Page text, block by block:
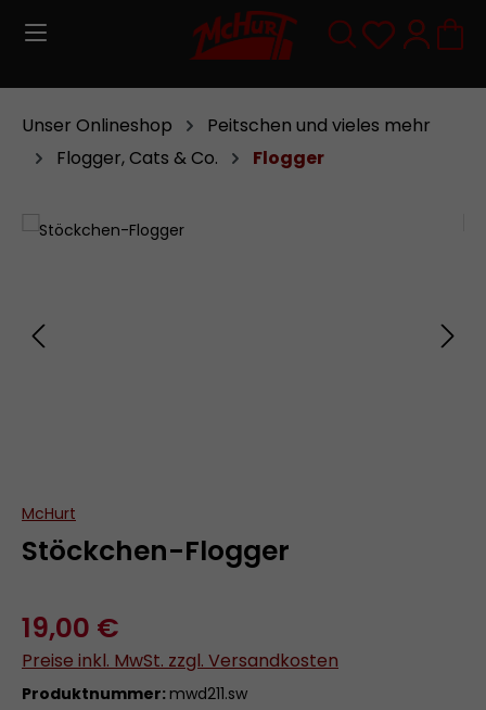
Zum Hauptinhalt springen Du hast
Unser Onlineshop
Peitschen und vieles mehr
Flogger, Cats & Co.
Flogger
Bildergalerie überspringen
Stöckchen-Flogger
McHurt
19,00 €
Preise inkl. MwSt. zzgl. Versandkosten
Produktnummer: mwd211.sw